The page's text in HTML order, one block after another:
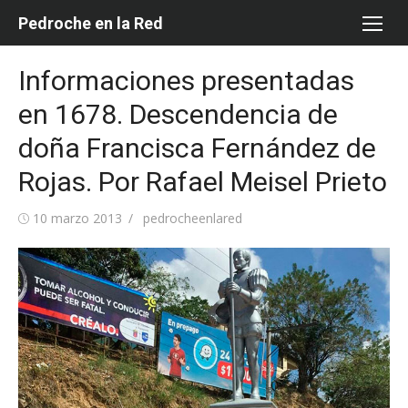
Pedroche en la Red
Informaciones presentadas
en 1678. Descendencia de
doña Francisca Fernández de
Rojas. Por Rafael Meisel Prieto
Publicada
10 marzo 2013 Autor
pedrocheenlared